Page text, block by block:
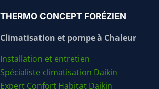
THERMO CONCEPT FORÉZIEN
Climatisation et pompe à Chaleur
Installation et entretien
Spécialiste climatisation Daikin
Expert Confort Habitat Daikin